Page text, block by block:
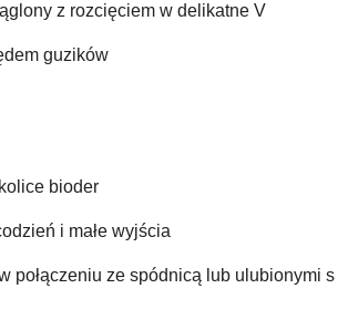
z rozcięciem w delikatne V
guzików
bioder
i małe wyjścia
połączeniu ze spódnicą lub ulubionymi